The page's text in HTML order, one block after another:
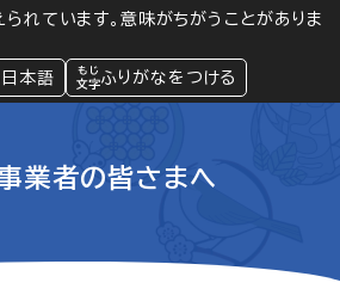
られています。意味がちがうことがありま
本語
ふりがなをつける
Language 閲覧支援
緊急情報
業者の皆さまへ